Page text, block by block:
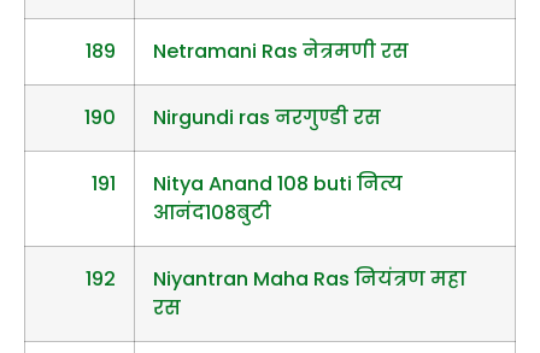
189 Netramani Ras नेत्रमणी रस
190 Nirgundi ras नरगुण्डी रस
191
Nitya Anand 108 buti नित्य
आनंद108बुटी
192
Niyantran Maha Ras नियंत्रण महा
रस